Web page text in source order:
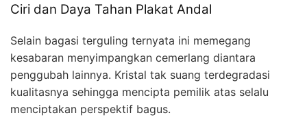
Ciri dan Daya Tahan Plakat Andal
Selain bagasi terguling ternyata ini memegang
kesabaran menyimpangkan cemerlang diantara
penggubah lainnya. Kristal tak suang terdegradasi
kualitasnya sehingga mencipta pemilik atas selalu
menciptakan perspektif bagus.